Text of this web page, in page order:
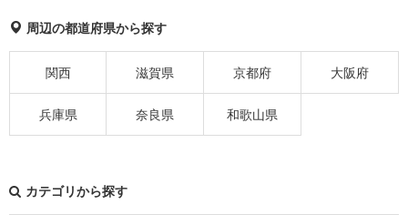
周辺の都道府県から探す
関西 滋賀県 京都府 大阪府
兵庫県 奈良県 和歌山県
カテゴリから探す